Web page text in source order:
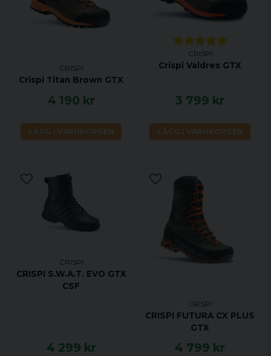
CRISPI
Crispi Titan Brown GTX
4 190 kr
LÄGG I VARUKORGEN
CRISPI
Crispi Valdres GTX
3 799 kr
LÄGG I VARUKORGEN
CRISPI
CRISPI S.W.A.T. EVO GTX
CSF
4 299 kr
CRISPI
CRISPI FUTURA CX PLUS
GTX
4 799 kr